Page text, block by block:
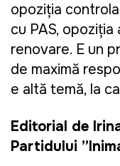
opoziţia
cu PAS,
renovare. E un
de maximă
e altă temă, la
Editorial de
Partidului